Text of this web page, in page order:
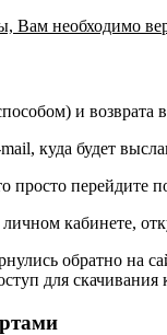
Вам необходимо
и возврата
куда будет
просто перейдите
кабинете,
обратно на
для скачивания